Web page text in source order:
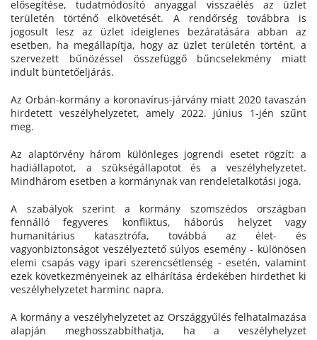
elősegítése, tudatmódosító anyaggal visszaélés az üzlet
területén történő elkövetését. A rendőrség továbbra is
jogosult lesz az üzlet ideiglenes bezáratására abban az
esetben, ha megállapítja, hogy az üzlet területén történt, a
szervezett bűnözéssel összefüggő bűncselekmény miatt
indult büntetőeljárás.
Az Orbán-kormány a koronavírus-járvány miatt 2020 tavaszán
hirdetett veszélyhelyzetet, amely 2022. június 1-jén szűnt
meg.
Az alaptörvény három különleges jogrendi esetet rögzít: a
hadiállapotot, a szükségállapotot és a veszélyhelyzetet.
Mindhárom esetben a kormánynak van rendeletalkotási joga.
A szabályok szerint a kormány szomszédos országban
fennálló fegyveres konfliktus, háborús helyzet vagy
humanitárius katasztrófa, továbbá az élet- és
vagyonbiztonságot veszélyeztető súlyos esemény - különösen
elemi csapás vagy ipari szerencsétlenség - esetén, valamint
ezek következményeinek az elhárítása érdekében hirdethet ki
veszélyhelyzetet harminc napra.
A kormány a veszélyhelyzetet az Országgyűlés felhatalmazása
alapján meghosszabbíthatja, ha a veszélyhelyzet